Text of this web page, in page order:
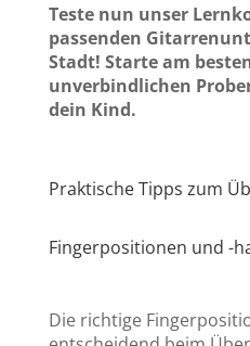
Teste nun unser
passenden
Stadt! Starte am
unverbindlichen
dein Kind.
Praktische Tipps zum
Fingerpositionen und -
Die richtige